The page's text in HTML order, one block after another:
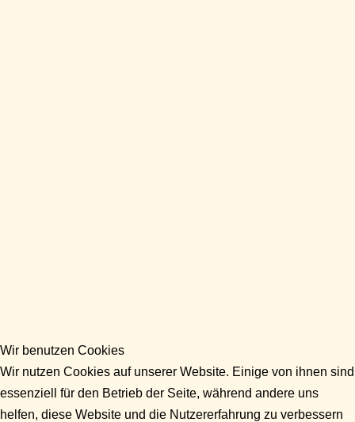
Wir benutzen Cookies
Wir nutzen Cookies auf unserer Website. Einige von ihnen sind
essenziell für den Betrieb der Seite, während andere uns
helfen, diese Website und die Nutzererfahrung zu verbessern